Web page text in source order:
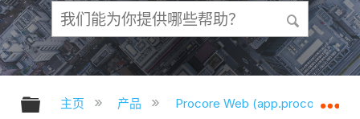
扩展/隐缩全局层次
主页 产品 Procore Web